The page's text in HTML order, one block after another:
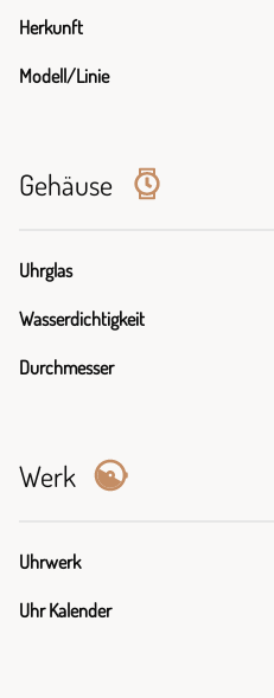
Herkunft
Modell/Linie
Gehäuse
Uhrglas
Wasserdichtigkeit
Durchmesser
Werk
Uhrwerk
Uhr Kalender